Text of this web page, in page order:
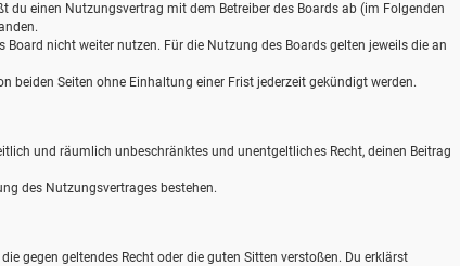
du einen Nutzungsvertrag mit dem Betreiber des Boards ab (im Folgenden
nicht weiter nutzen. Für die Nutzung des Boards gelten jeweils die an
Seiten ohne Einhaltung einer Frist jederzeit gekündigt werden.
und räumlich unbeschränktes und unentgeltliches Recht, deinen Beitrag
des Nutzungsvertrages bestehen.
gegen geltendes Recht oder die guten Sitten verstoßen. Du erklärst